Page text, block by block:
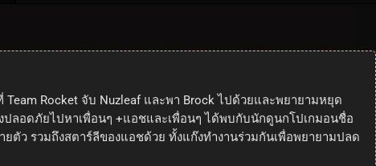
Rocket จับ Nuzleaf และพา Brock ไปด้วยและพยายามหยุด
ปลอดภัยไปหาเพื่อนๆ +แอชและเพื่อนๆ ได้พบกับนักดูนกโปเกมอนชื่อ
ตัว รวมถึงสตาร์ลีของแอชด้วย ทั้งแก๊งทำงานร่วมกันเพื่อพยายามปลด